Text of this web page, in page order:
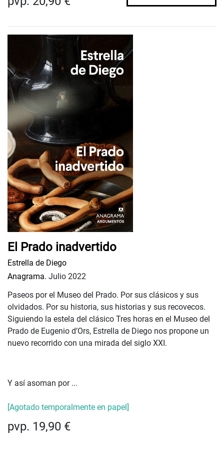
El Prado inadvertido
Estrella de Diego
Anagrama. Julio 2022
Paseos por el Museo del Prado. Por sus clásicos y sus
olvidados. Por su historia, sus historias y sus recovecos.
Siguiendo la estela del clásico Tres horas en el Museo del
Prado de Eugenio d’Ors, Estrella de Diego nos propone un
nuevo recorrido con una mirada del siglo XXI.
Y así asoman por ...
[Agotado temporalmente en papel]
pvp. 19,90 €